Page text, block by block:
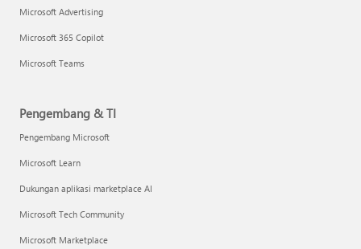
Microsoft Advertising
Microsoft 365 Copilot
Microsoft Teams
Pengembang & TI
Pengembang Microsoft
Microsoft Learn
Dukungan aplikasi marketplace AI
Microsoft Tech Community
Microsoft Marketplace